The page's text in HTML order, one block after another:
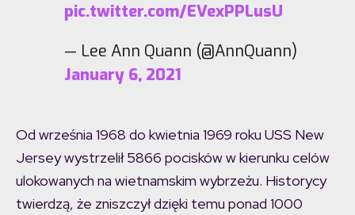
pic.twitter.com/EVexPPLusU
— Lee Ann Quann (@AnnQuann)
January 6, 2021
Od września 1968 do kwietnia 1969 roku USS New
Jersey wystrzelił 5866 pocisków w kierunku celów
ulokowanych na wietnamskim wybrzeżu. Historycy
twierdzą, że zniszczył dzięki temu ponad 1000